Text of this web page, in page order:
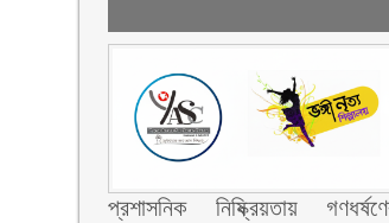
প্রশাসনিক নিষ্ক্রিয়তায়